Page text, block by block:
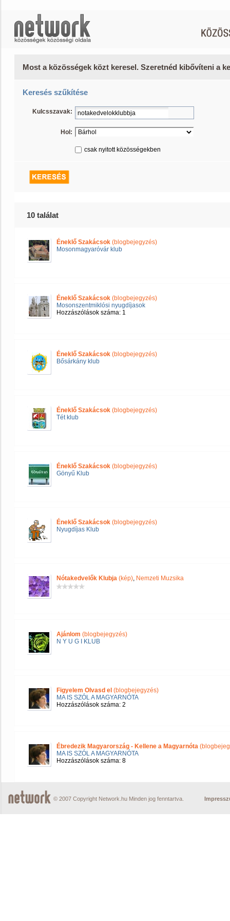
Most a közösségek közt keresel. Szeretnéd kibővíteni a
Keresés szűkítése
Kulcsszavak:
Hol:
csak nyitott közösségekben
10 találat
Éneklő Szakácsok (blogbejegyzés)
Mosonmagyaróvár klub
Éneklő Szakácsok (blogbejegyzés)
Mosonszentmiklósi nyugdíjasok
Hozzászólások száma: 1
Éneklő Szakácsok (blogbejegyzés)
Bősárkány klub
Éneklő Szakácsok (blogbejegyzés)
Tét klub
Éneklő Szakácsok (blogbejegyzés)
Gönyű Klub
Éneklő Szakácsok (blogbejegyzés)
Nyugdíjas Klub
Nótakedvelők Klubja (kép), Nemzeti Muzsika
Ajánlom (blogbejegyzés)
N Y U G I KLUB
Figyelem Olvasd el (blogbejegyzés)
MA IS SZÓL A MAGYARNÓTA
Hozzászólások száma: 2
Ébredezik Magyarország - Kellene a Magyarnóta
MA IS SZÓL A MAGYARNÓTA
Hozzászólások száma: 8
© 2007 Copyright Network.hu Minden jog fenntartva.